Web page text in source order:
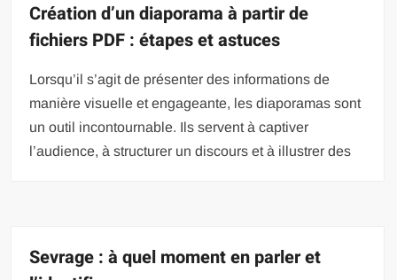
Création d’un diaporama à partir de
fichiers PDF : étapes et astuces
Lorsqu’il s’agit de présenter des informations de
manière visuelle et engageante, les diaporamas sont
un outil incontournable. Ils servent à captiver
l’audience, à structurer un discours et à illustrer des
Sevrage : à quel moment en parler et